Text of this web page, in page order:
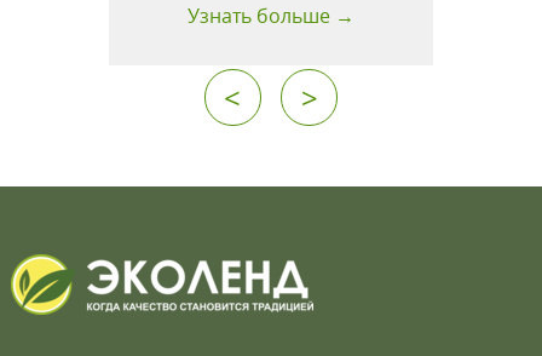
Узнать больше →
< >